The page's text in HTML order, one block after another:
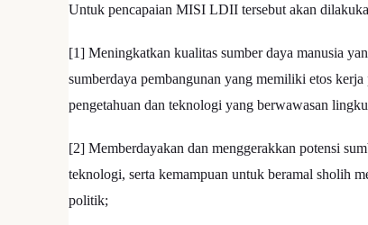
Untuk pencapaian MISI LDII tersebut akan
[1] Meningkatkan kualitas sumber daya manusia
sumberdaya pembangunan yang memiliki etos
pengetahuan dan teknologi yang berwawasan
[2] Memberdayakan dan menggerakkan potensi
teknologi, serta kemampuan untuk beramal sholih
politik;